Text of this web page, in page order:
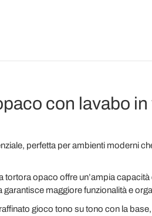
con lavabo
perfetta per ambienti moderni
tortora opaco offre un’ampia
maggiore funzionalità e
gioco tono su tono con la